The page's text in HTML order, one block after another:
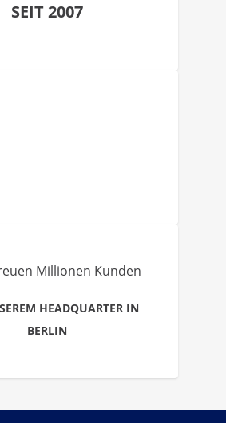
SEIT 2007
Millionen Kunden
HEADQUARTER IN
BERLIN